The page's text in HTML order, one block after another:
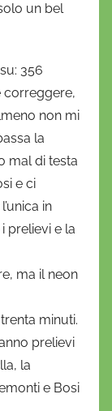
un bel
356
correggere,
non mi
la
mal di testa
e ci
in
prelievi e la
ma il neon
minuti.
prelievi
la
e Bosi